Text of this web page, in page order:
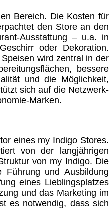
Bereich. Die Kosten für
den Store an den
Ausstattung – u.a. in
oder Dekoration.
wird zentral in der
bessere
und die Möglichkeit,
sich auf die Netzwerk-
Marken.
eines my Indigo Stores.
von der langjährigen
von my Indigo. Die
Führung und Ausbildung
eines Lieblingsplatzes
und das Marketing im
es notwendig, dass sich